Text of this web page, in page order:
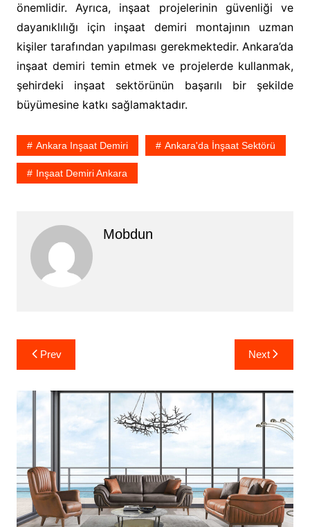
önemlidir. Ayrıca, inşaat projelerinin güvenliği ve
dayanıklılığı için inşaat demiri montajının uzman
kişiler tarafından yapılması gerekmektedir. Ankara’da
inşaat demiri temin etmek ve projelerde kullanmak,
şehirdeki inşaat sektörünün başarılı bir şekilde
büyümesine katkı sağlamaktadır.
Ankara Inşaat Demiri Ankara'da İnşaat Sektörü
Inşaat Demiri Ankara
Mobdun
Yazı
gezinmesi
Prev Next